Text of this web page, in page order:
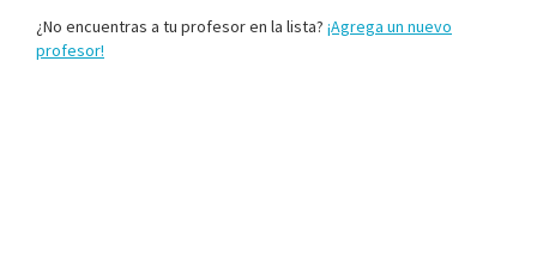
¿No encuentras a tu profesor en la lista? ¡Agrega un nuevo
profesor!